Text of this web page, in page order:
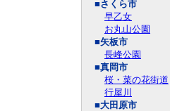
■さくら市
早乙女
お丸山公園
■矢板市
長峰公園
■真岡市
桜・菜の花街道
行屋川
■大田原市